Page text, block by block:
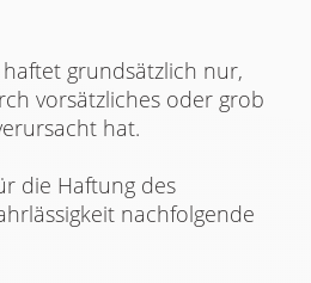
grundsätzlich nur,
vorsätzliches oder grob
hat.
die Haftung des
nachfolgende